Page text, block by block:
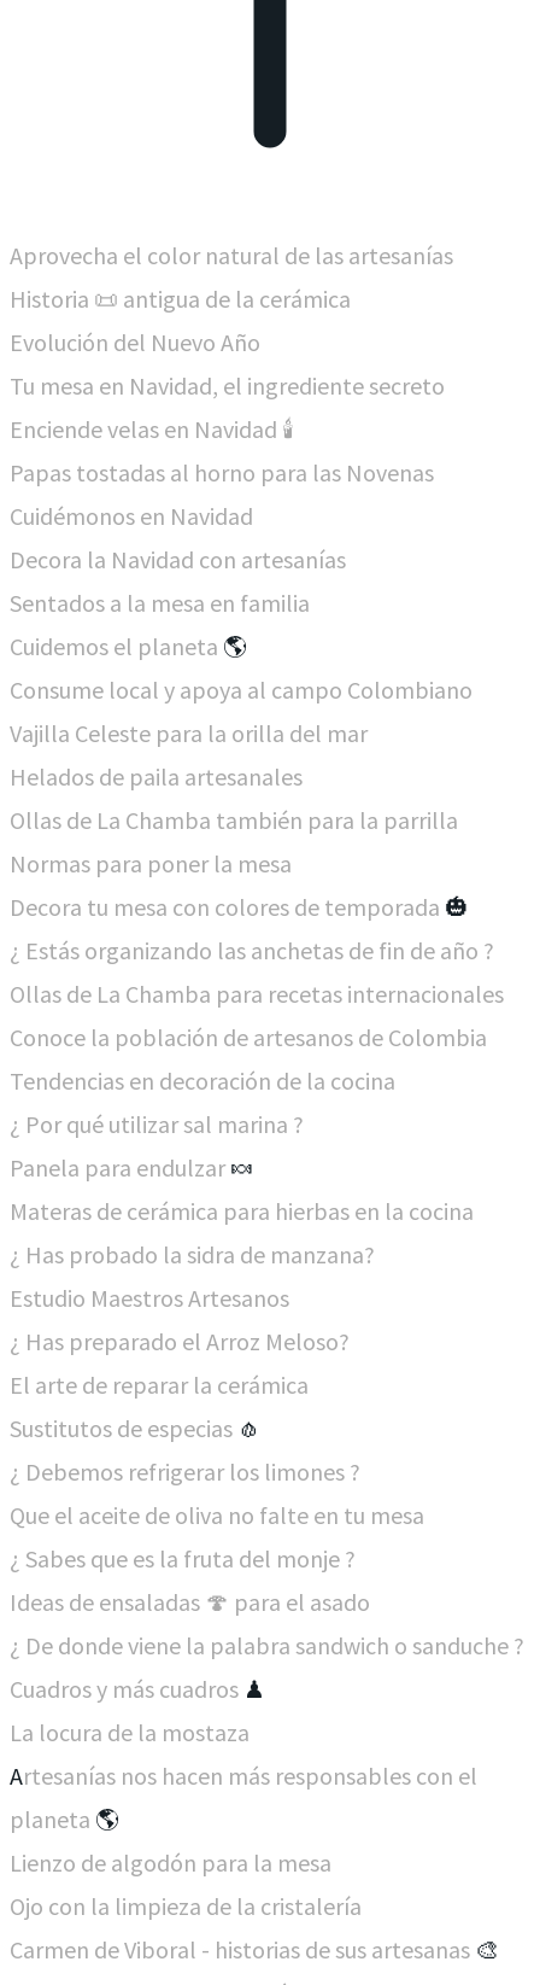
Aprovecha el color natural de las artesanías
Historia 📜 antigua de la cerámica
Evolución del Nuevo Año
Tu mesa en Navidad, el ingrediente secreto
Enciende velas en Navidad ​🕯
Papas tostadas al horno para las Novenas
Cuidémonos en Navidad
Decora la Navidad con artesanías
Sentados a la mesa en familia
Cuidemos el planeta 🌎
Consume local y apoya al campo Colombiano
Vajilla Celeste para la orilla del mar
Helados de paila artesanales
Ollas de La Chamba también para la parrilla
Normas para poner la mesa
Decora tu mesa con colores de temporada 🎃
¿ Estás organizando las anchetas de fin de año ?
Ollas de La Chamba para recetas internacionales
Conoce la población de artesanos de Colombia
Tendencias en decoración de la cocina
¿ Por qué utilizar sal marina ?
Panela para endulzar🍬
Materas de cerámica para hierbas en la cocina
¿ Has probado la sidra de manzana?
Estudio Maestros Artesanos
¿ Has preparado el Arroz Meloso?
El arte de reparar la cerámica
Sustitutos de especias ​🧄
¿ Debemos refrigerar los limones ?
Que el aceite de oliva no falte en tu mesa
¿ Sabes que es la fruta del monje ?
Ideas de ensaladas 🍄 para el asado
¿ De donde viene la palabra sandwich o sanduche ?
Cuadros y más cuadros ♟
La locura de la mostaza
Artesanías nos hacen más responsables con el
planeta 🌎​
Lienzo de algodón para la mesa
Ojo con la limpieza de la cristalería
Carmen de Viboral - historias de sus artesanas 🎨​